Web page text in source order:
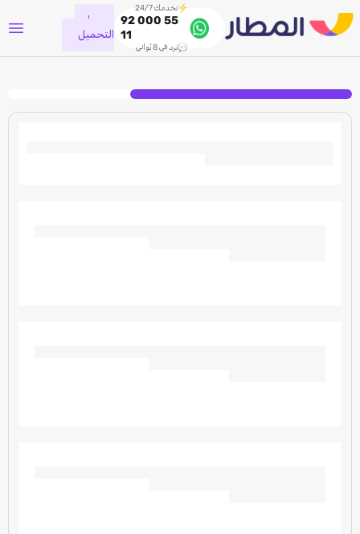
نخدمك 24/7
92 000 55
11
نرد في 8 ثواني
جاري
التحميل